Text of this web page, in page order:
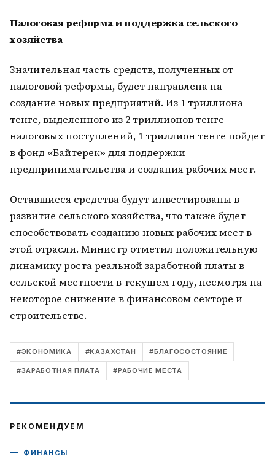
Налоговая реформа и поддержка сельского
хозяйства
Значительная часть средств, полученных от
налоговой реформы, будет направлена на
создание новых предприятий. Из 1 триллиона
тенге, выделенного из 2 триллионов тенге
налоговых поступлений, 1 триллион тенге пойдет
в фонд «Байтерек» для поддержки
предпринимательства и создания рабочих мест.
Оставшиеся средства будут инвестированы в
развитие сельского хозяйства, что также будет
способствовать созданию новых рабочих мест в
этой отрасли. Министр отметил положительную
динамику роста реальной заработной платы в
сельской местности в текущем году, несмотря на
некоторое снижение в финансовом секторе и
строительстве.
#ЭКОНОМИКА #КАЗАХСТАН #БЛАГОСОСТОЯНИЕ
#ЗАРАБОТНАЯ ПЛАТА #РАБОЧИЕ МЕСТА
РЕКОМЕНДУЕМ
ФИНАНСЫ